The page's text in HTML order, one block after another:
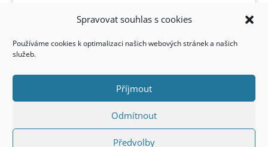
Spravovat souhlas s cookies
Používáme cookies k optimalizaci našich webových stránek a našich
služeb.
Příjmout
Odmítnout
Předvolby
Kontakt